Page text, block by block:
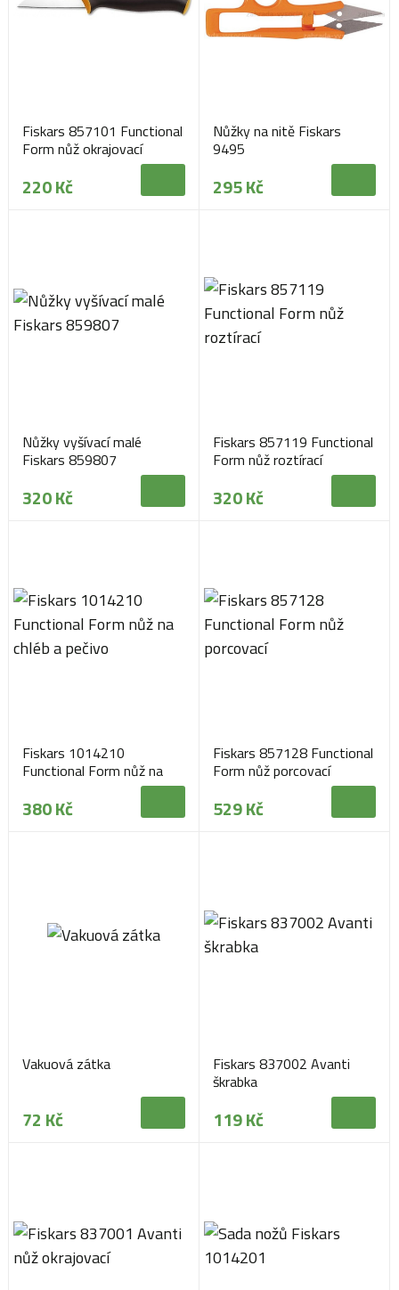
Fiskars 857101 Functional
Form nůž okrajovací
220 Kč
Nůžky na nitě Fiskars
9495
295 Kč
Nůžky vyšívací malé
Fiskars 859807
320 Kč
Fiskars 857119 Functional
Form nůž roztírací
320 Kč
Fiskars 1014210
Functional Form nůž na
380 Kč
Fiskars 857128 Functional
Form nůž porcovací
529 Kč
Vakuová zátka
72 Kč
Fiskars 837002 Avanti
škrabka
119 Kč